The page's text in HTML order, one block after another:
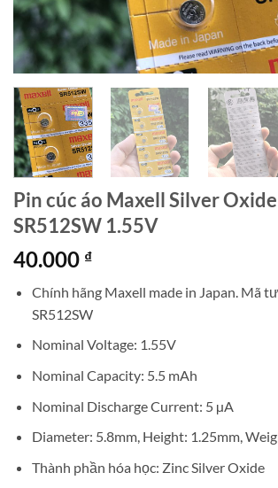
Pin cúc áo Maxell Silver
SR512SW 1.55V
40.000 ₫
Chính hãng Maxell made in Japan. Mã
SR512SW
Nominal Voltage: 1.55V
Nominal Capacity: 5.5 mAh
Nominal Discharge Current: 5 µA
Diameter: 5.8mm, Height: 1.25mm,
Thành phần hóa học: Zinc Silver Oxide